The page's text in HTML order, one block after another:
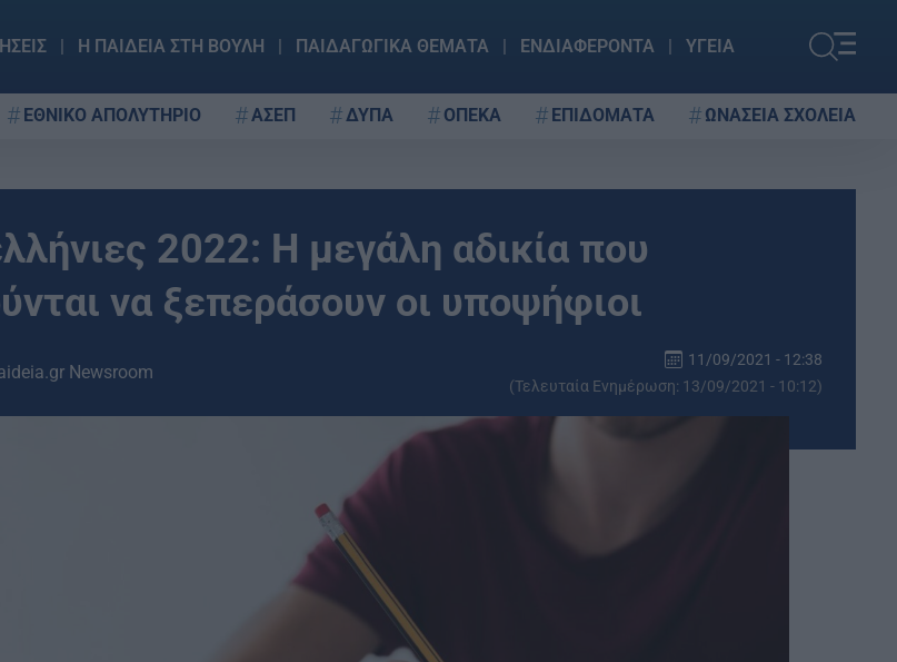
Η ΠΑΙΔΕΙΑ ΣΤΗ ΒΟΥΛΗ ΠΑΙΔΑΓΩΓΙΚΑ ΘΕΜΑΤΑ ΕΝΔΙΑΦΕΡΟΝΤΑ ΥΓΕΙΑ
ΕΘΝΙΚΟ ΑΠΟΛΥΤΗΡΙΟ ΑΣΕΠ ΔΥΠΑ ΟΠΕΚΑ ΕΠΙΔΟΜΑΤΑ ΩΝΑΣΕΙΑ ΣΧΟΛΕΙΑ
2022: Η μεγάλη αδικία που
να ξεπεράσουν οι υποψήφιοι
Newsroom
11/09/2021 - 12:38
(Τελευταία Ενημέρωση: 13/09/2021 - 10:12)